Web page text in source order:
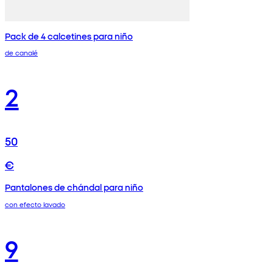
Pack de 4 calcetines para niño
de canalé
2
50
€
Pantalones de chándal para niño
con efecto lavado
9